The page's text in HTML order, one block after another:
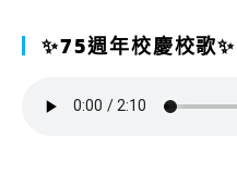
✨75週年校慶校歌✨